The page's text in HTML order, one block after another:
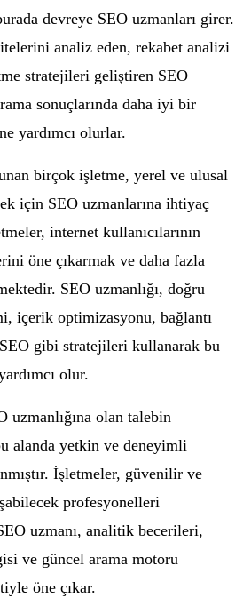
devreye SEO uzmanları girer.
analiz eden, rekabet analizi
stratejileri geliştiren SEO
sonuçlarında daha iyi bir
yardımcı olurlar.
birçok işletme, yerel ve ulusal
için SEO uzmanlarına ihtiyaç
internet kullanıcılarının
öne çıkarmak ve daha fazla
SEO uzmanlığı, doğru
içerik optimizasyonu, bağlantı
gibi stratejileri kullanarak bu
olur.
uzmanlığına olan talebin
alanda yetkin ve deneyimli
İşletmeler, güvenilir ve
profesyonelleri
uzmanı, analitik becerileri,
ve güncel arama motoru
öne çıkar.